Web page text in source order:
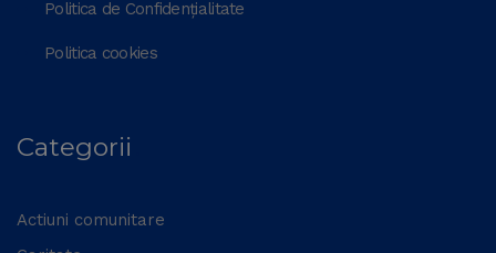
Politica de Confidențialitate
Politica cookies
Categorii
Actiuni comunitare